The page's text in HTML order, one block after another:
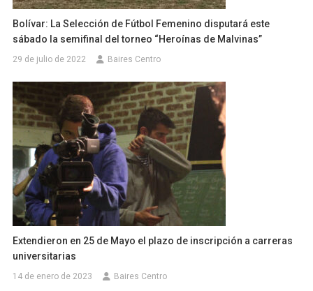
Bolívar: La Selección de Fútbol Femenino disputará este
sábado la semifinal del torneo “Heroínas de Malvinas”
29 de julio de 2022 Baires Centro
Extendieron en 25 de Mayo el plazo de inscripción a carreras
universitarias
14 de enero de 2023 Baires Centro